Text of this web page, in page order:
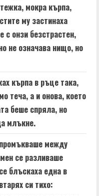
мокра кърпа,
му застинаха
с онзи безстрастен,
не означава нищо, но
кърпа в ръце така,
теча, а и онова, което
беше спряла, но
млъкне.
между
се разливаше
блъскаха една в
си тихо: